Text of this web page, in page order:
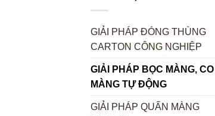
GIẢI PHÁP ĐÓNG THÙNG
CARTON CÔNG NGHIỆP
GIẢI PHÁP BỌC MÀNG, CO
MÀNG TỰ ĐỘNG
GIẢI PHÁP QUẤN MÀNG